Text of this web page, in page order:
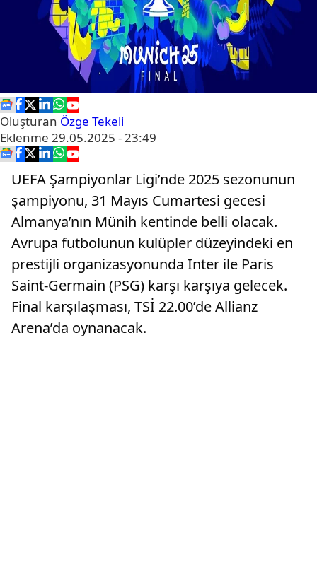
Oluşturan Özge Tekeli
Eklenme 29.05.2025 - 23:49
UEFA Şampiyonlar Ligi’nde 2025 sezonunun
şampiyonu, 31 Mayıs Cumartesi gecesi
Almanya’nın Münih kentinde belli olacak.
Avrupa futbolunun kulüpler düzeyindeki en
prestijli organizasyonunda Inter ile Paris
Saint-Germain (PSG) karşı karşıya gelecek.
Final karşılaşması, TSİ 22.00’de Allianz
Arena’da oynanacak.